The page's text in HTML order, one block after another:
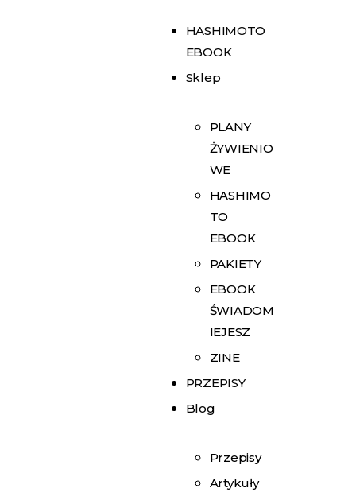
HASHIMOTO
EBOOK
Sklep
PLANY
ŻYWIENIO
WE
HASHIMO
TO
EBOOK
PAKIETY
EBOOK
ŚWIADOM
IEJESZ
ZINE
PRZEPISY
Blog
Przepisy
Artykuły